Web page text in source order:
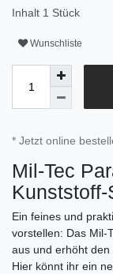
Inhalt 1 Stück
Wunschliste
* Jetzt online
Mil-Tec
Ein feines und
vorstellen: Das Mil-
aus und erhöht den
Hier könnt ihr ein